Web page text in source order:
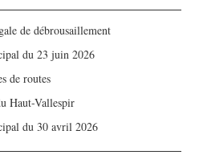
de débrousaillement
du 23 juin 2026
de routes
Haut-Vallespir
du 30 avril 2026